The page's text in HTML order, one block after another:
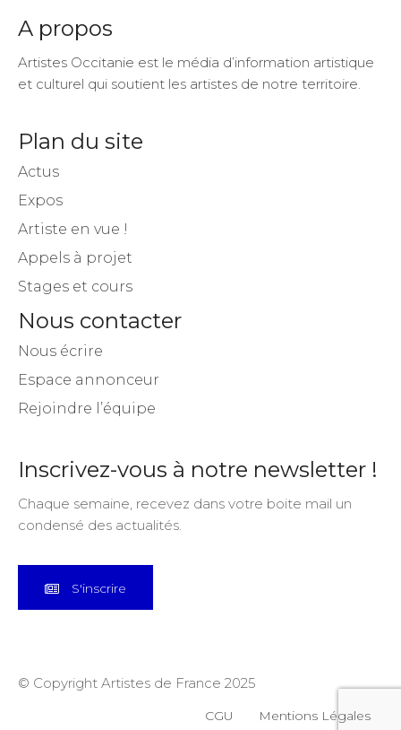
A propos
Artistes Occitanie est le média d’information artistique
et culturel qui soutient les artistes de notre territoire.
Plan du site
Actus
Expos
Artiste en vue !
Appels à projet
Stages et cours
Nous contacter
Nous écrire
Espace annonceur
Rejoindre l’équipe
Inscrivez-vous à notre newsletter !
Chaque semaine, recevez dans votre boite mail un
condensé des actualités.
S'inscrire
© Copyright Artistes de France 2025
CGU Mentions Légales